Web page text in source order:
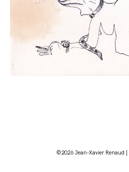
©2026 Jean-Xavier Renaud |